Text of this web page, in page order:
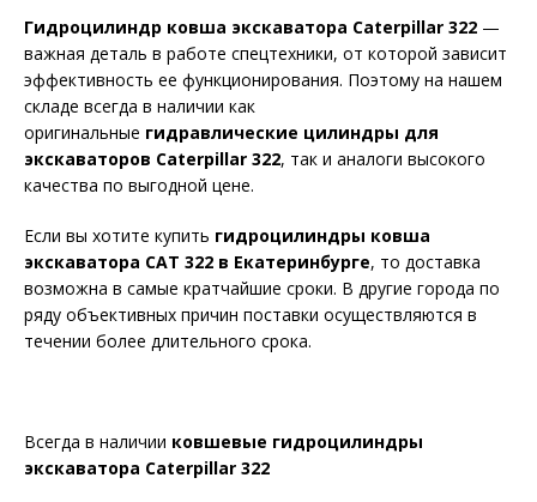
Гидроцилиндр ковша экскаватора Caterpillar 322 —
важная деталь в работе спецтехники, от которой зависит
эффективность ее функционирования. Поэтому на нашем
складе всегда в наличии как
оригинальные гидравлические цилиндры для
экскаваторов Caterpillar 322, так и аналоги высокого
качества по выгодной цене.
Если вы хотите купить гидроцилиндры ковша
экскаватора CAT 322 в Екатеринбурге, то доставка
возможна в самые кратчайшие сроки. В другие города по
ряду объективных причин поставки осуществляются в
течении более длительного срока.
Всегда в наличии ковшевые гидроцилиндры
экскаватора Caterpillar 322